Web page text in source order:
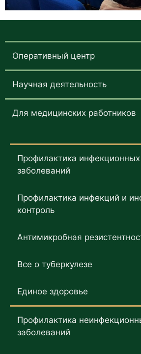
Оперативный центр
Научная деятельность
Для медицинских работников
Профилактика инфекционных
заболеваний
Профилактика инфекций и
контроль
Антимикробная
Все о туберкулезе
Единое здоровье
Профилактика
заболеваний